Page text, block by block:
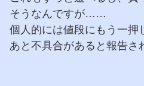
そうなんですが……
個人的には値段にもう一押
あと不具合があると報告さ